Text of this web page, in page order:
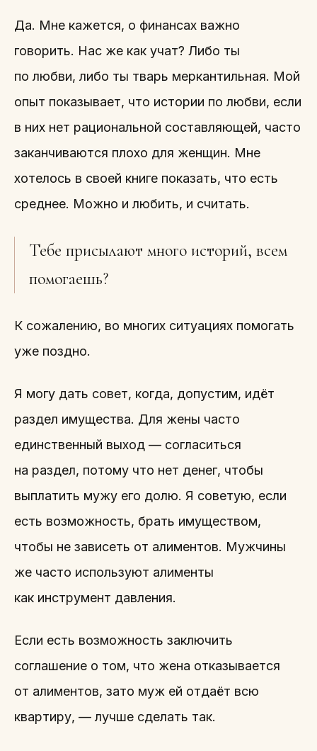
Да. Мне кажется, о финансах важно
говорить. Нас же как учат? Либо ты
по любви, либо ты тварь меркантильная. Мой
опыт показывает, что истории по любви, если
в них нет рациональной составляющей, часто
заканчиваются плохо для женщин. Мне
хотелось в своей книге показать, что есть
среднее. Можно и любить, и считать.
Тебе присылают много историй, всем
помогаешь?
К сожалению, во многих ситуациях помогать
уже поздно.
Я могу дать совет, когда, допустим, идёт
раздел имущества. Для жены часто
единственный выход — согласиться
на раздел, потому что нет денег, чтобы
выплатить мужу его долю. Я советую, если
есть возможность, брать имуществом,
чтобы не зависеть от алиментов. Мужчины
же часто используют алименты
как инструмент давления.
Если есть возможность заключить
соглашение о том, что жена отказывается
от алиментов, зато муж ей отдаёт всю
квартиру, — лучше сделать так.